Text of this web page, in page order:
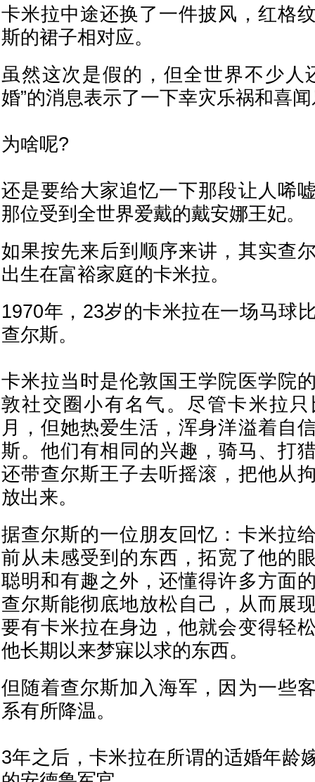
卡米拉中途还换了一件披风，红格
斯的裙子相对应。
虽然这次是假的，但全世界不少人
婚”的消息表示了一下幸灾乐祸和喜
为啥呢?
还是要给大家追忆一下那段让人唏
那位受到全世界爱戴的戴安娜王妃。
如果按先来后到顺序来讲，其实查
出生在富裕家庭的卡米拉。
1970年，23岁的卡米拉在一场马球
查尔斯。
卡米拉当时是伦敦国王学院医学院
敦社交圈小有名气。尽管卡米拉
月，但她热爱生活，浑身洋溢着自
斯。他们有相同的兴趣，骑马、
还带查尔斯王子去听摇滚，把他从
放出来。
据查尔斯的一位朋友回忆：卡米拉
前从未感受到的东西，拓宽了他的
聪明和有趣之外，还懂得许多方面
查尔斯能彻底地放松自己，从而展
要有卡米拉在身边，他就会变得轻
他长期以来梦寐以求的东西。
但随着查尔斯加入海军，因为一些
系有所降温。
3年之后，卡米拉在所谓的适婚年龄